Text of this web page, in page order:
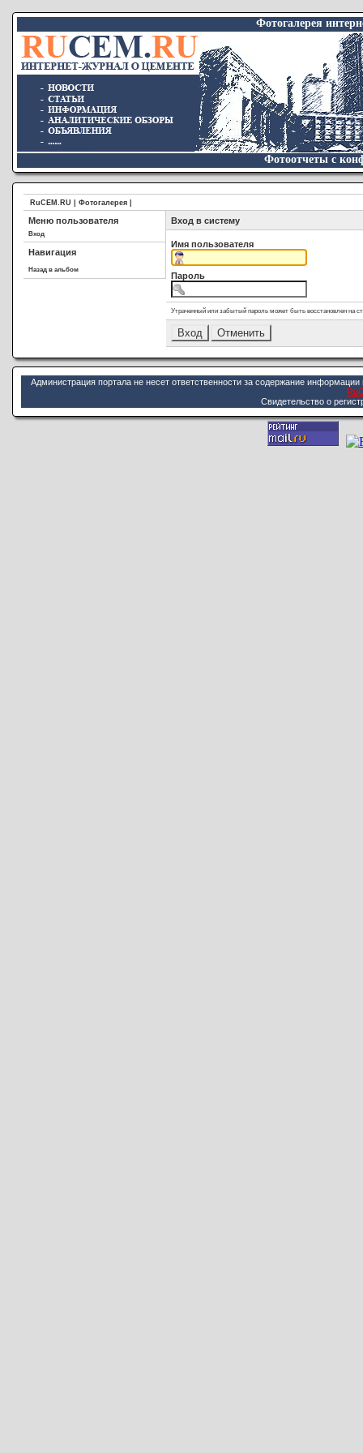
Фотогалерея
Фотоотчеты с
RuCEM.RU | Фотогалерея |
Меню пользователя
Вход
Навигация
Назад в альбом
Вход в систему
Имя пользователя
Пароль
Утраченный или забытый пароль может быть восстановлен на
Администрация портала не несет ответственности за содержание
Cвидетельство о